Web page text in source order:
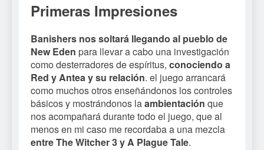
Primeras Impresiones
Banishers nos soltará llegando al pueblo de
New Eden para llevar a cabo una investigación
como desterradores de espíritus, conociendo a
Red y Antea y su relación. el juego arrancará
como muchos otros enseñándonos los controles
básicos y mostrándonos laambientación que
nos acompañará durante todo el juego, que al
menos en mi caso me recordaba a una mezcla
entre The Witcher 3 y A Plague Tale.